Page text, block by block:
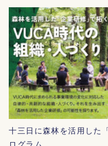
十三日に森林を活用した